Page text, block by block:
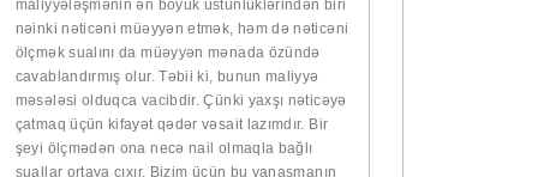
maliyyələşmənin ən böyük üstünlüklərindən biri
nəinki nəticəni müəyyən etmək, həm də nəticəni
ölçmək sualını da müəyyən mənada özündə
cavablandırmış olur. Təbii ki, bunun maliyyə
məsələsi olduqca vacibdir. Çünki yaxşı nəticəyə
çatmaq üçün kifayət qədər vəsait lazımdır. Bir
şeyi ölçmədən ona necə nail olmaqla bağlı
suallar ortaya çıxır. Bizim üçün bu yanaşmanın